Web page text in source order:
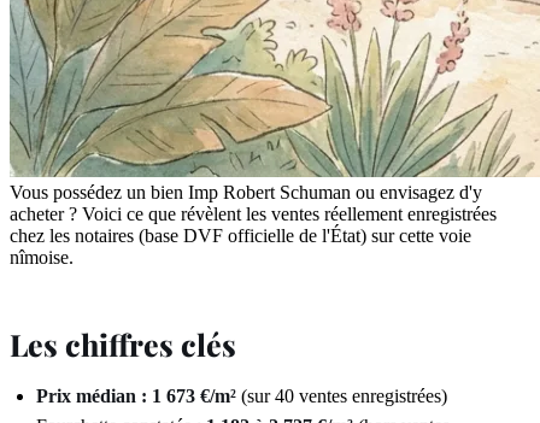
Vous possédez un bien Imp Robert Schuman ou envisagez d'y
acheter ? Voici ce que révèlent les ventes réellement enregistrées
chez les notaires (base DVF officielle de l'État) sur cette voie
nîmoise.
Les chiffres clés
Prix médian : 1 673 €/m² (sur 40 ventes enregistrées)